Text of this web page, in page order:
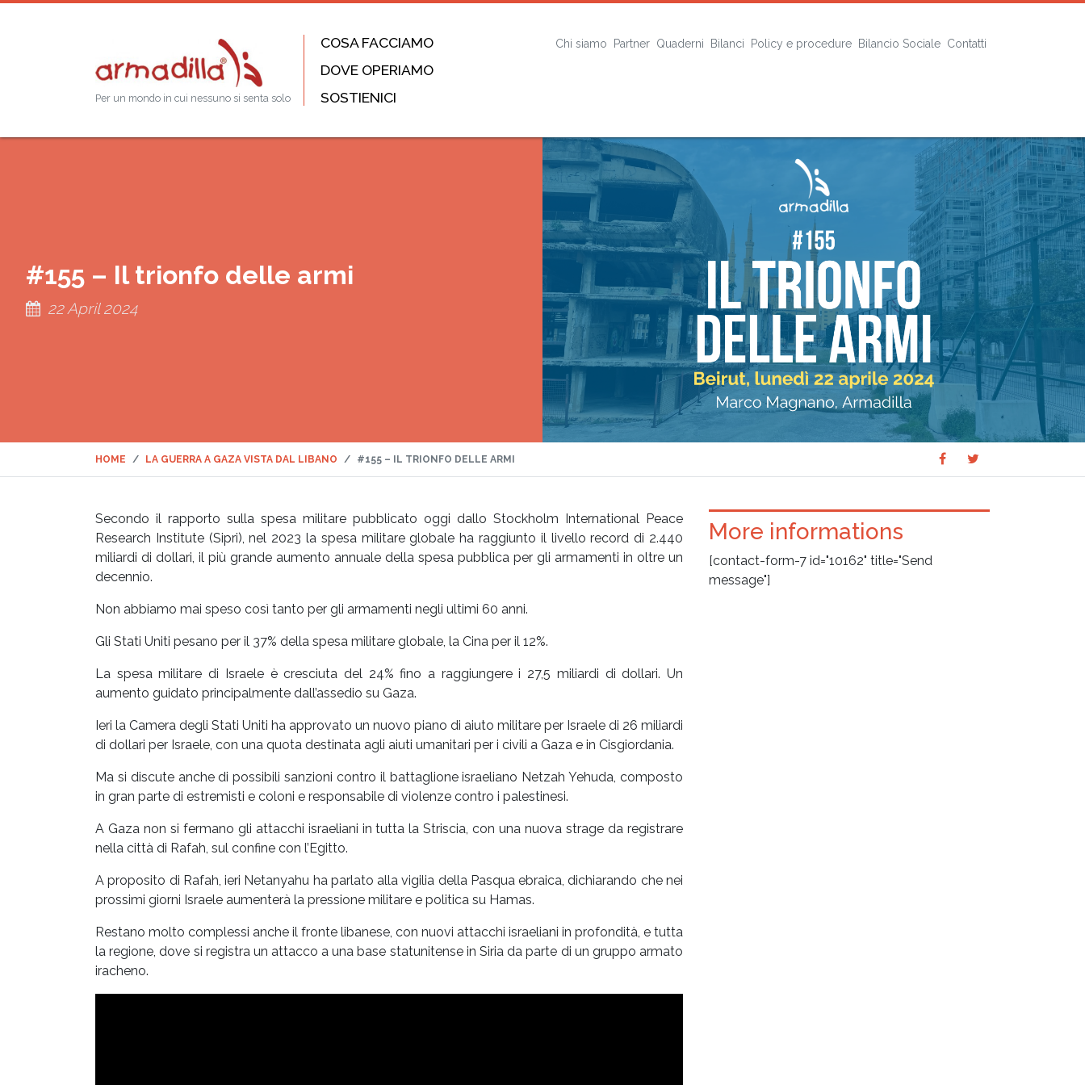
Per un mondo in cui nessuno si senta solo
COSA FACCIAMO
DOVE OPERIAMO
SOSTIENICI
Chi siamo Partner Quaderni Bilanci Policy e procedure Bilancio Sociale Contatti
#155 – Il trionfo delle armi
22 April 2024
HOME LA GUERRA A GAZA VISTA DAL LIBANO #155 – IL TRIONFO DELLE ARMI
Share
on
on
Secondo il rapporto sulla spesa militare pubblicato oggi dallo Stockholm International Peace
Research Institute (Sipri), nel 2023 la spesa militare globale ha raggiunto il livello record di 2.440
miliardi di dollari, il più grande aumento annuale della spesa pubblica per gli armamenti in oltre un
decennio.
Non abbiamo mai speso così tanto per gli armamenti negli ultimi 60 anni.
Gli Stati Uniti pesano per il 37% della spesa militare globale, la Cina per il 12%.
La spesa militare di Israele è cresciuta del 24% fino a raggiungere i 27,5 miliardi di dollari. Un
aumento guidato principalmente dall’assedio su Gaza.
Ieri la Camera degli Stati Uniti ha approvato un nuovo piano di aiuto militare per Israele di 26 miliardi
di dollari per Israele, con una quota destinata agli aiuti umanitari per i civili a Gaza e in Cisgiordania.
Ma si discute anche di possibili sanzioni contro il battaglione israeliano Netzah Yehuda, composto
in gran parte di estremisti e coloni e responsabile di violenze contro i palestinesi.
A Gaza non si fermano gli attacchi israeliani in tutta la Striscia, con una nuova strage da registrare
nella città di Rafah, sul confine con l’Egitto.
A proposito di Rafah, ieri Netanyahu ha parlato alla vigilia della Pasqua ebraica, dichiarando che nei
prossimi giorni Israele aumenterà la pressione militare e politica su Hamas.
Restano molto complessi anche il fronte libanese, con nuovi attacchi israeliani in profondità, e tutta
la regione, dove si registra un attacco a una base statunitense in Siria da parte di un gruppo armato
iracheno.
More informations
[contact-form-7 id="10162" title="Send
message"]